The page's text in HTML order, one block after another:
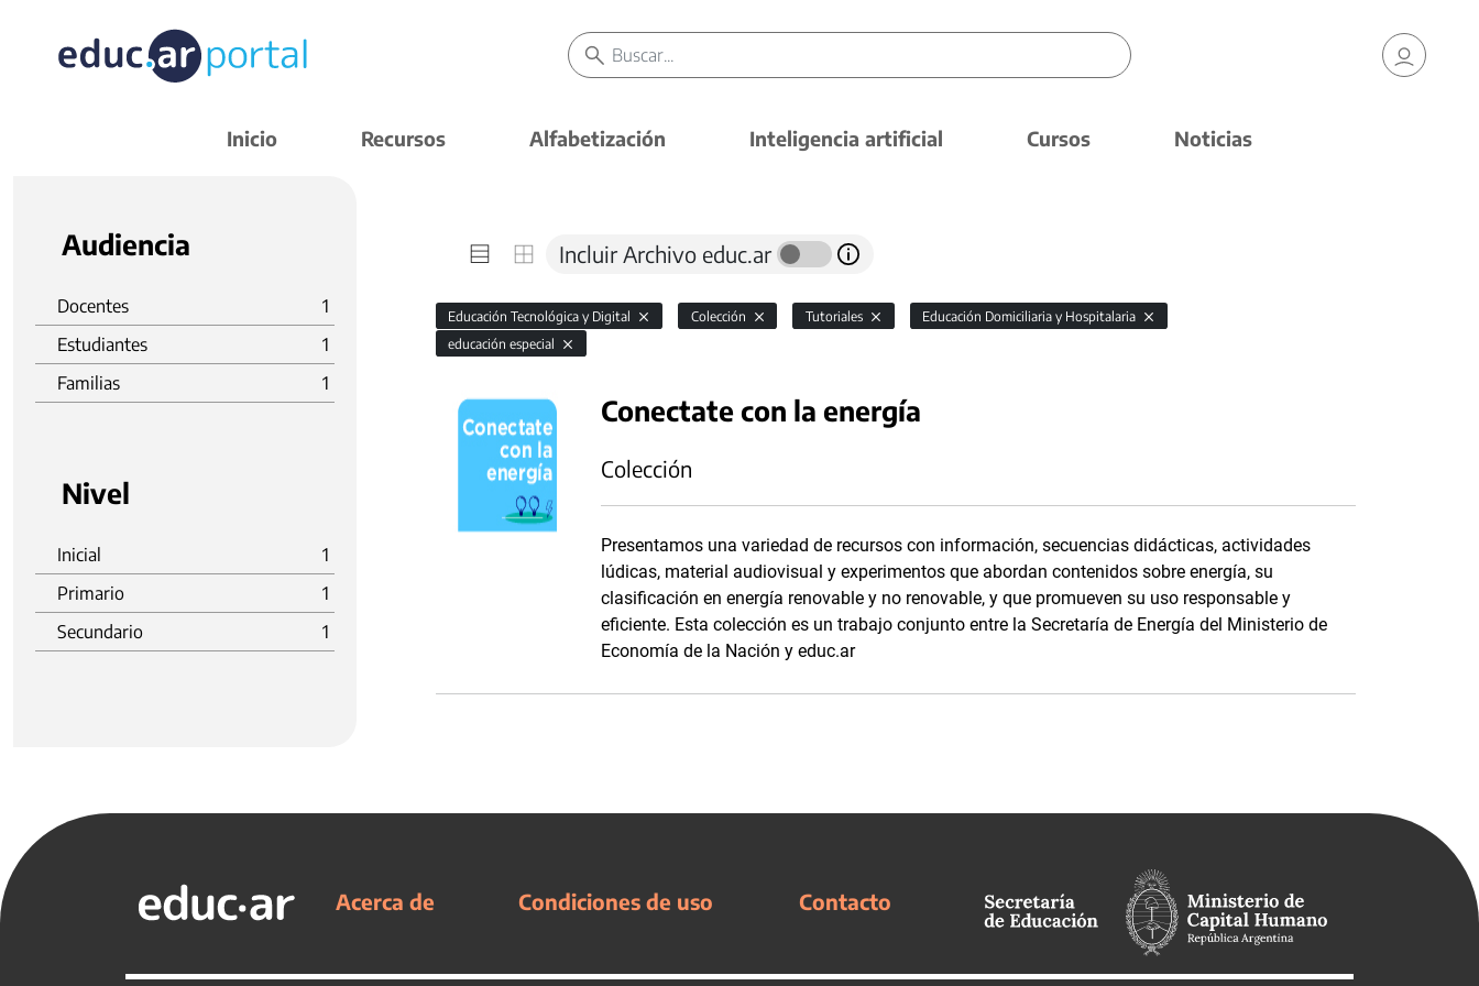
Inicio Recursos Alfabetización Inteligencia artificial Cursos Noticias
Audiencia
Docentes
1
Estudiantes
1
Familias
1
Nivel
Inicial
1
Primario
1
Secundario
1
Incluir Archivo educ.ar
Educación Tecnológica y Digital Colección Tutoriales
Educación Domiciliaria y Hospitalaria
educación especial
Conectate con la energía
Colección
Presentamos una variedad de recursos con información, secuencias didácticas, actividades
lúdicas, material audiovisual y experimentos que abordan contenidos sobre energía, su
clasificación en energía renovable y no renovable, y que promueven su uso responsable y
eficiente. Esta colección es un trabajo conjunto entre la Secretaría de Energía del Ministerio de
Economía de la Nación y educ.ar
Acerca de Condiciones de uso Contacto